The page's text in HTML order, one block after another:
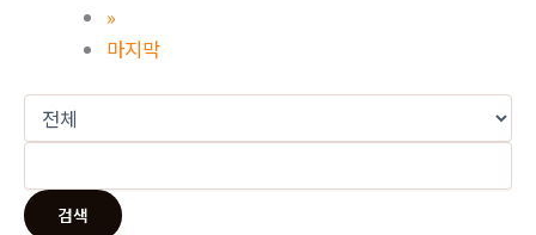
»
마지막
검색